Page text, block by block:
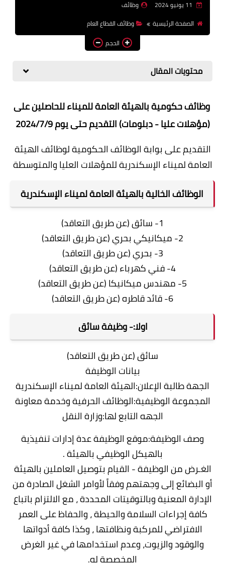
بالجامعات والمعاهد
اخبار
وظائف
الصفحة الرئيسية
وظائف القطاع العام
الحجم
محتويات المقال
وظائف حكومية بالهيئة العامة للميناء للحاصلين على
(مؤهلات عليا - دبلومات) التقديم حتى يوم 2024/7/9
التقديم على بوابة الوظائف الحكومية لوظائف الهيئة
العامة لميناء الإسكندرية للمؤهلات العليا والمتوسطة
الوظائف الخالية بالهيئة العامة لميناء الإسكندرية
1- سائق (عن طريق التعاقد)
2- ميكانيكي بحري (عن طريق التعاقد)
3- بحري (عن طريق التعاقد)
4- فني كهرباء (عن طريق التعاقد)
5- مهندس ميكانيكا (عن طريق التعاقد)
6- قائد قاطره (عن طريق التعاقد)
اولا:- وظيفة سائق
سائق (عن طريق التعاقد)
بيانات الوظيفة
الجهة طالبة الإعلان:الهيئة العامة لميناء الإسكندرية
المجموعة الوظيفية:الوظائف الحرفية وخدمة معاونة
الجهه التابع لها:وزارة النقل
وصف الوظيفة:موقع الوظيفة عدة إدارات تنفيذية
بالهيكل الوظيفي بالهيئة .
الغـرض من الوظيفة - القيام بتوصيل العاملين بالهيئة
أو البضائع إلى وجهتهم وفقاً لأوامر الشغل الصادرة من
الإدارة المعنية وبالتوقيتات المحددة ، مع الالتزام باتباع
كافة إجراءات السلامة والحيطة ، والحفاظ على العمر
الافتراضي للمركبة ونظافتها ، وكذا كافة أدواتها
والوقود والزيوت، وعدم استخدامها في غير الغرض
المخصصة له.